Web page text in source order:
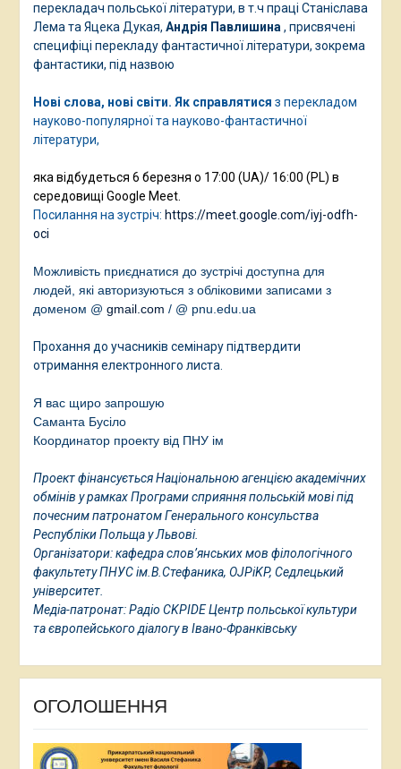
перекладач польської літератури, в т.ч праці Станіслава
Лема та Яцека Дукая, Андрія Павлишина, присвячені
специфіці перекладу фантастичної літератури, зокрема
фантастики, під назвою
Нові слова, нові світи. Як справлятися з перекладом
науково-популярної та науково-фантастичної
літератури,
яка відбудеться 6 березня о 17:00 (UA)/ 16:00 (PL) в
середовищі Google Meet.
Посилання на зустріч: https://meet.google.com/iyj-odfh-
oci
Можливість приєднатися до зустрічі доступна для
людей, які авторизуються з обліковими записами з
доменом @ gmail.com / @ pnu.edu.ua
Прохання до учасників семінару підтвердити
отримання електронного листа.
Я вас щиро запрошую
Саманта Бусіло
Координатор проекту від ПНУ ім
Проект фінансується Національною агенцією академічних
обмінів у рамках Програми сприяння польській мові під
почесним патронатом Генерального консульства
Республіки Польща у Львові.
Організатори: кафедра слов’янських мов філологічного
факультету ПНУС ім.В.Стефаника, OJPiKP, Седлецький
університет.
Медіа-патронат: Радіо CKPIDE Центр польської культури
та європейського діалогу в Івано-Франківську
ОГОЛОШЕННЯ